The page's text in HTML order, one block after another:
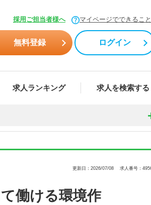
採用ご担当者様へ マイページでできること
無料登録 ログイン
求人ランキング 求人を検索する
更新日：2026/07/08 求人番号：
働ける環境作